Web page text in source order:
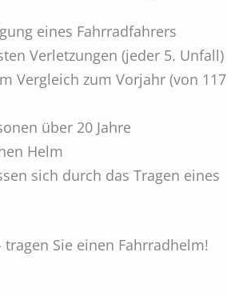
eines Fahrradfahrers
Verletzungen (jeder 5. Unfall)
Vergleich zum Vorjahr (von 117
über 20 Jahre
Helm
sich durch das Tragen eines
Sie einen Fahrradhelm!